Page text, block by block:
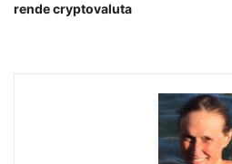
rende cryptovaluta